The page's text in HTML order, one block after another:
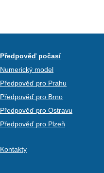
Předpověď počasí
Numerický model
Předpověď pro Prahu
Předpověď pro Brno
Předpověď pro Ostravu
Předpověď pro Plzeň
Kontakty